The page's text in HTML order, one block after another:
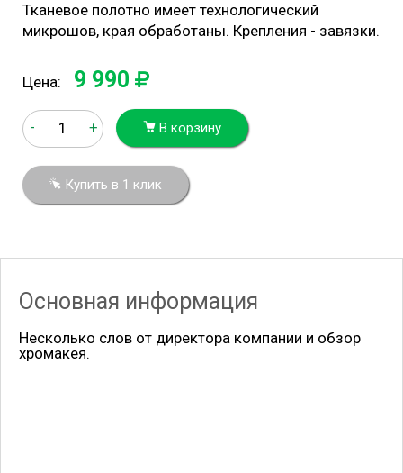
Тканевое полотно имеет технологический
микрошов, края обработаны. Крепления - завязки.
Цена: 9 990
- + В корзину
Купить в 1 клик
Основная информация
Несколько слов от директора компании и обзор
хромакея.